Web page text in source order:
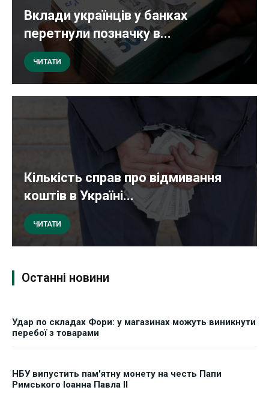
Вклади українців у банках
перетнули позначку в...
ЧИТАТИ
Кількість справ про відмивання
коштів в Україні...
ЧИТАТИ
Останні новини
Удар по складах Фори: у магазинах можуть виникнути
перебої з товарами
НБУ випустить пам'ятну монету на честь Папи
Римського Іоанна Павла II